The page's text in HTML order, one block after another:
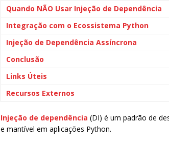
Quando NÃO Usar Injeção de Dependência
Integração com o Ecossistema Python
Injeção de Dependência Assíncrona
Conclusão
Links Úteis
Recursos Externos
Injeção de dependência (DI) é um padrão de
e mantível em aplicações Python.